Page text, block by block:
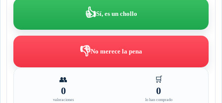
👍Sí, es un chollo
👎No merece la pena
👥
0
valoraciones
🛒
0
lo han comprado